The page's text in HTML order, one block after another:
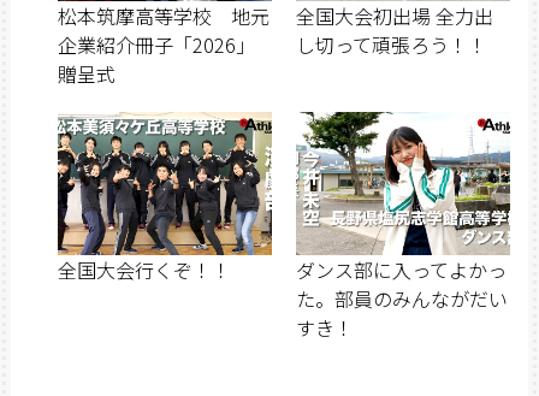
松本筑摩高等学校 地元
企業紹介冊子「2026」
贈呈式
全国大会初出場 全力出
し切って頑張ろう！！
全国大会行くぞ！！
ダンス部に入ってよかっ
た。部員のみんながだい
すき！